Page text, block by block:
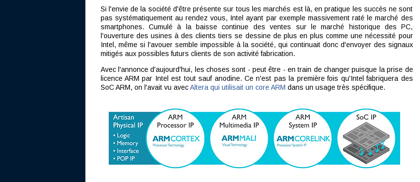
Si l'envie de la société d'être présente sur tous les marchés est là, en pratique les succès ne sont
pas systématiquement au rendez vous, Intel ayant par exemple massivement raté le marché des
smartphones. Cumulé à la baisse continue des ventes sur le marché historique des PC,
l'ouverture des usines à des clients tiers se dessine de plus en plus comme une nécessité pour
Intel, même si l'avouer semble impossible à la société, qui continuait donc d'envoyer des signaux
mitigés aux possibles futurs clients de son activité fabrication.
Avec l'annonce d'aujourd'hui, les choses sont - peut être - en train de changer puisque la prise de
licence ARM par Intel est tout sauf anodine. Ce n'est pas la première fois qu'Intel fabriquera des
SoC ARM, on l'avait vu avecAltera qui utilisait un core ARM dans un usage très spécifique.